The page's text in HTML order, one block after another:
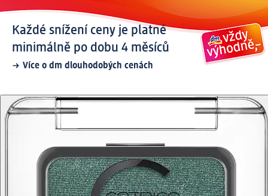
Každé snížení ceny je platné
minimálně po dobu 4 měsíců
Více o dm dlouhodobých cenách